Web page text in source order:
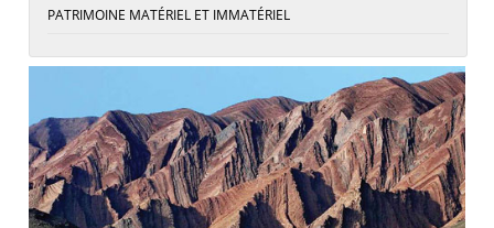
PATRIMOINE MATÉRIEL ET IMMATÉRIEL